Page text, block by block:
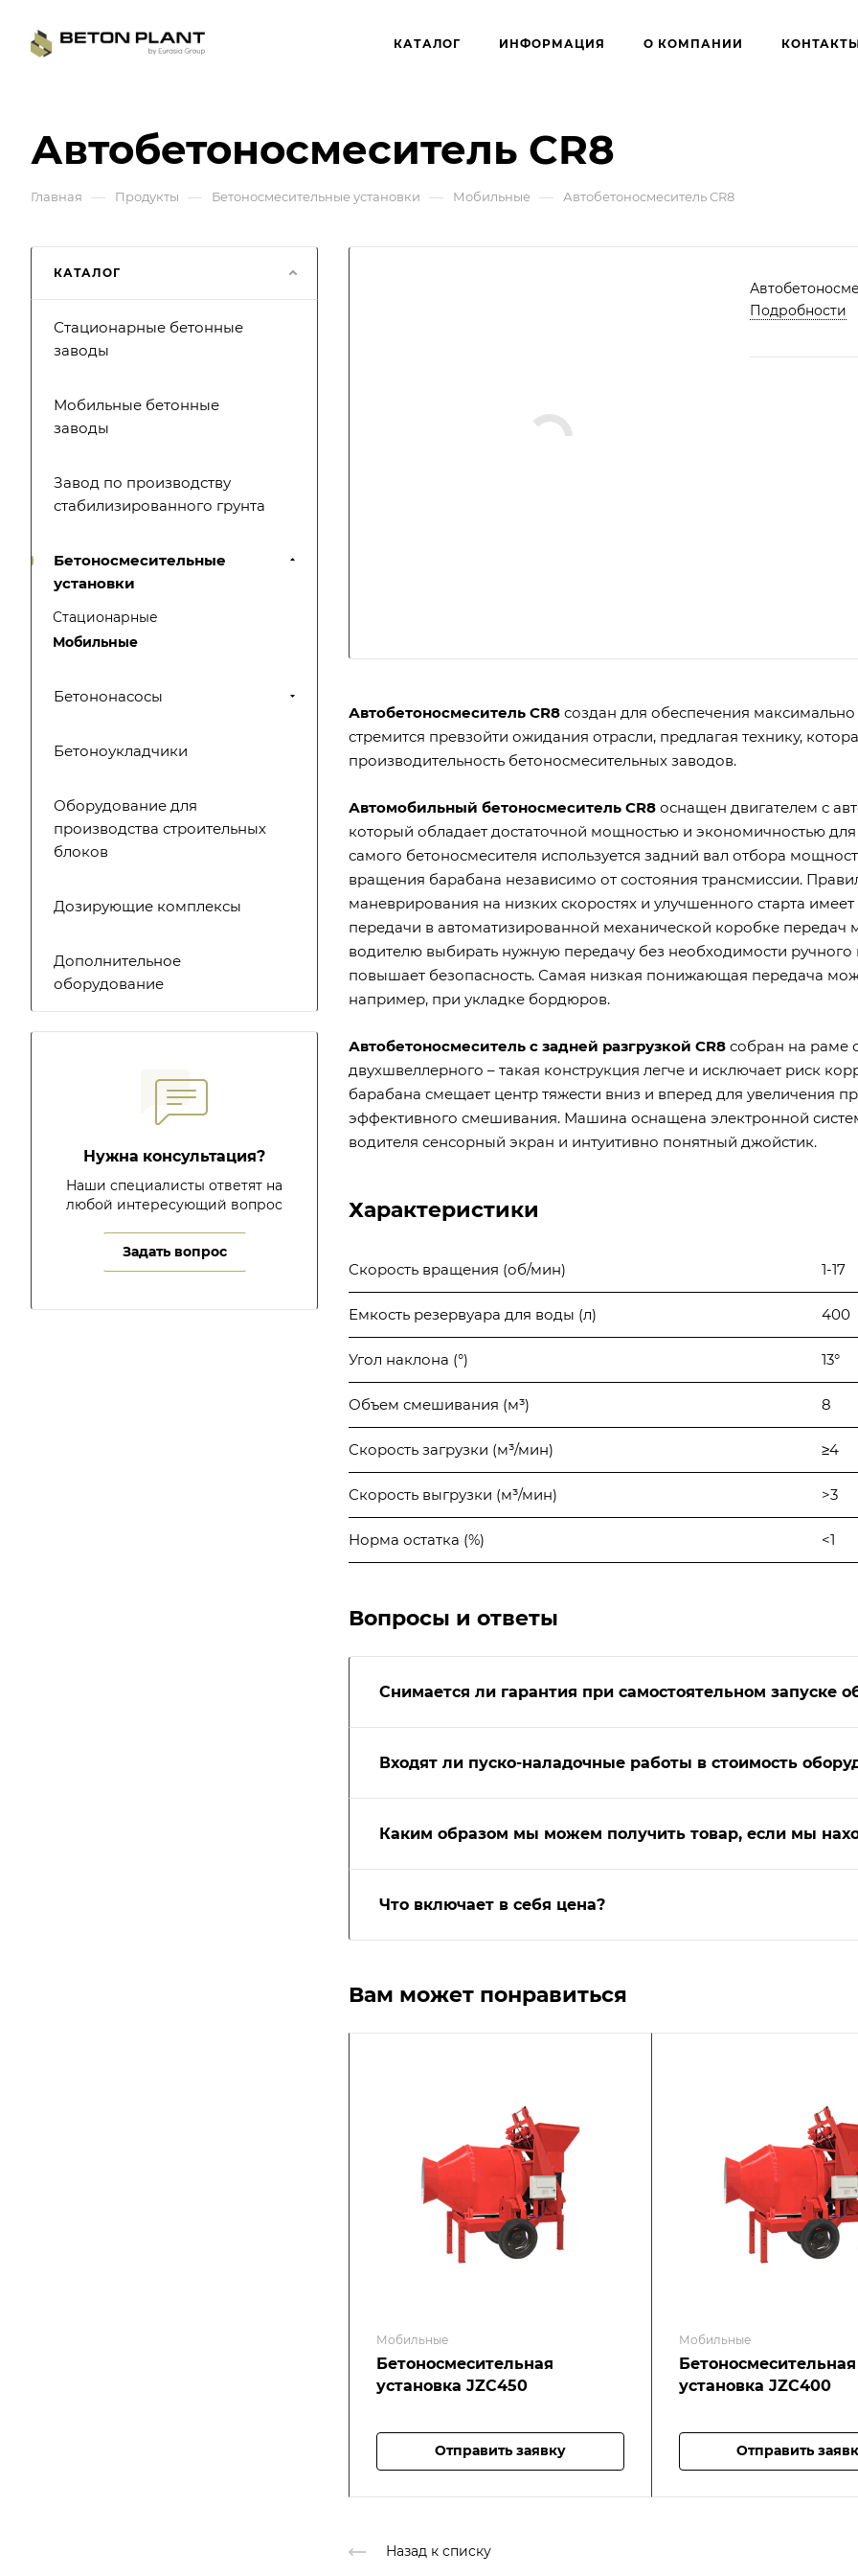
КАТАЛОГ ИНФОРМАЦИЯ О КОМПАНИИ
Автобетоносмеситель CR8
Главная — Продукты — Бетоносмесительные установки — Мобильные — Автобетоносмеситель CR8
Подробности
Автобетоносмеситель CR8 создан для обеспечения
стремится превзойти ожидания отрасли, предлагая технику,
производительность бетоносмесительных заводов.
Автомобильный бетоносмеситель CR8 оснащен двигателем с
который обладает достаточной мощностью и экономичностью
самого бетоносмесителя используется задний вал отбора
вращения барабана независимо от состояния трансмиссии.
маневрирования на низких скоростях и улучшенного старта
передачи в автоматизированной механической коробке передач
водителю выбирать нужную передачу без необходимости
повышает безопасность. Самая низкая понижающая передача
например, при укладке бордюров.
Автобетоносмеситель с задней разгрузкой CR8 собран на раме
двухшвеллерного – такая конструкция легче и исключает риск
барабана смещает центр тяжести вниз и вперед для увеличения
эффективного смешивания. Машина оснащена электронной
водителя сенсорный экран и интуитивно понятный джойстик.
Характеристики
Скорость вращения (об/мин) 1-17
Емкость резервуара для воды (л) 400
Угол наклона (°) 13°
Объем смешивания (м³) 8
Скорость загрузки (м³/мин) ≥4
Скорость выгрузки (м³/мин) >3
Норма остатка (%) <1
Вопросы и ответы
Снимается ли гарантия при самостоятельном запуске
Входят ли пуско-наладочные работы в стоимость
Каким образом мы можем получить товар, если мы
Что включает в себя цена?
Вам может понравиться
Мобильные
Бетоносмесительная
установка JZC450
Отправить заявку
Мобильные
Бетоносмесительная
установка JZC400
Отправить
Назад к списку
КАТАЛОГ
Стационарные бетонные
заводы
Мобильные бетонные
заводы
Завод по производству
стабилизированного грунта
Бетоносмесительные
установки
Стационарные
Мобильные
Бетононасосы
Бетоноукладчики
Оборудование для
производства строительных
блоков
Дозирующие комплексы
Дополнительное
оборудование
Нужна консультация?
Наши специалисты ответят на
любой интересующий вопрос
Задать вопрос